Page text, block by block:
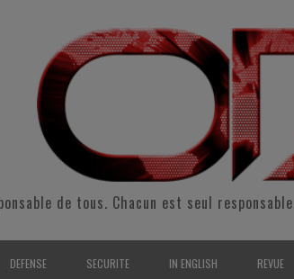
de tous. Chacun est seul
DEFENSE SECURITE IN ENGLISH REVUE